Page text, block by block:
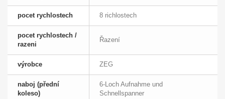
pocet rychlostech 8 richlostech
pocet rychlostech /
razeni
Řazení
výrobce ZEG
naboj (přední
koleso)
6-Loch Aufnahme und
Schnellspanner